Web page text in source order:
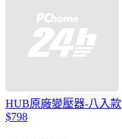
HUB原廠變壓器-八入款
$798